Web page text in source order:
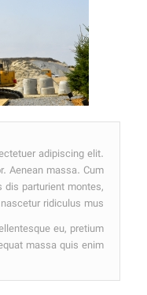
adipiscing elit.
Aenean massa. Cum
parturient montes,
nascetur ridiculus mus.
eu, pretium
massa quis enim.